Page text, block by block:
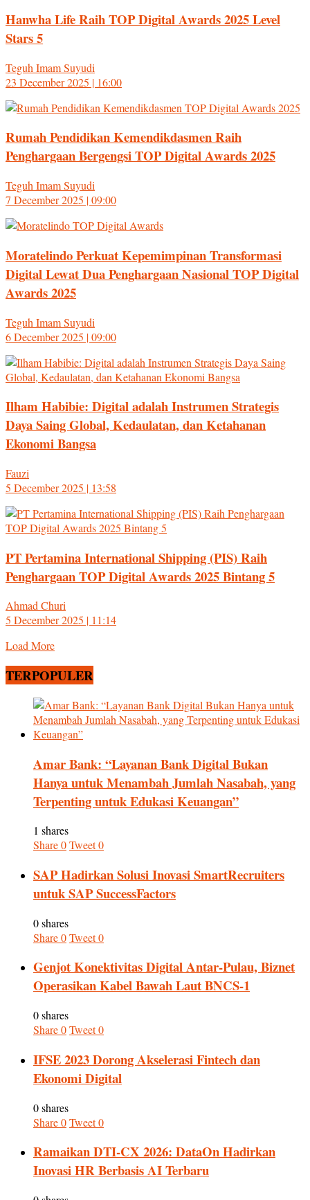
Hanwha Life Raih TOP Digital Awards 2025 Level
Stars 5
Teguh Imam Suyudi
23 December 2025 | 16:00
Rumah Pendidikan Kemendikdasmen Raih
Penghargaan Bergengsi TOP Digital Awards 2025
Teguh Imam Suyudi
7 December 2025 | 09:00
Moratelindo Perkuat Kepemimpinan Transformasi
Digital Lewat Dua Penghargaan Nasional TOP Digital
Awards 2025
Teguh Imam Suyudi
6 December 2025 | 09:00
Ilham Habibie: Digital adalah Instrumen Strategis
Daya Saing Global, Kedaulatan, dan Ketahanan
Ekonomi Bangsa
Fauzi
5 December 2025 | 13:58
PT Pertamina International Shipping (PIS) Raih
Penghargaan TOP Digital Awards 2025 Bintang 5
Ahmad Churi
5 December 2025 | 11:14
Load More
TERPOPULER
Amar Bank: “Layanan Bank Digital Bukan
Hanya untuk Menambah Jumlah Nasabah, yang
Terpenting untuk Edukasi Keuangan”
1 shares
Share0Tweet0
SAP Hadirkan Solusi Inovasi SmartRecruiters
untuk SAP SuccessFactors
0 shares
Share0Tweet0
Genjot Konektivitas Digital Antar-Pulau, Biznet
Operasikan Kabel Bawah Laut BNCS-1
0 shares
Share0Tweet0
IFSE 2023 Dorong Akselerasi Fintech dan
Ekonomi Digital
0 shares
Share0Tweet0
Ramaikan DTI-CX 2026: DataOn Hadirkan
Inovasi HR Berbasis AI Terbaru